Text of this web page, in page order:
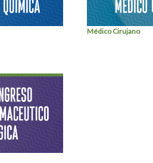
Médico Cirujano